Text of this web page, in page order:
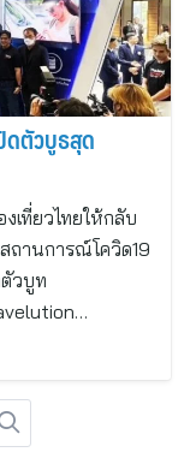
ดตัวบูธสุด
เที่ยวไทยให้กลับ
ถานการณ์โควิด19
ตัวบูท